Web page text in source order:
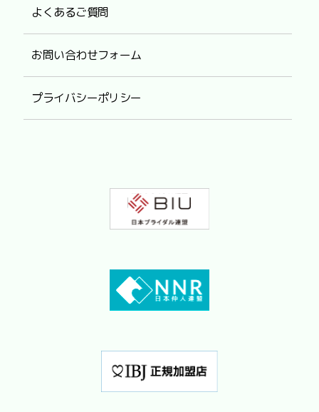
よくあるご質問
お問い合わせフォーム
プライバシーポリシー